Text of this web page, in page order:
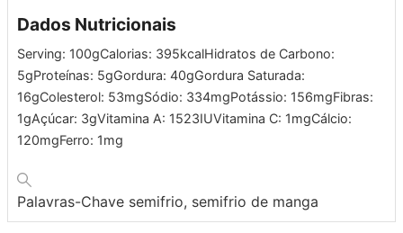
Dados Nutricionais
Serving: 100gCalorias: 395kcalHidratos de Carbono:
5gProteínas: 5gGordura: 40gGordura Saturada:
16gColesterol: 53mgSódio: 334mgPotássio: 156mgFibras:
1gAçúcar: 3gVitamina A: 1523IUVitamina C: 1mgCálcio:
120mgFerro: 1mg
Palavras-Chave semifrio, semifrio de manga